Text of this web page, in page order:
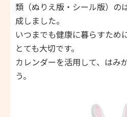
類（ぬりえ版・シール版）の
成しました。
いつまでも健康に暮らすため
とても大切です。
カレンダーを活用して、はみ
う。